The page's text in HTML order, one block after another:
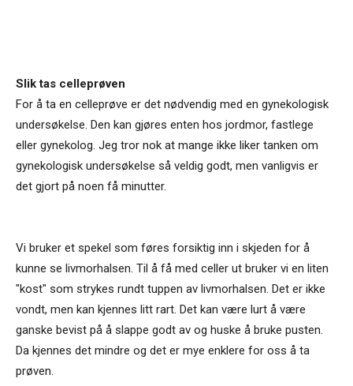
Slik tas celleprøven
For å ta en celleprøve er det nødvendig med en gynekologisk
undersøkelse. Den kan gjøres enten hos jordmor, fastlege
eller gynekolog. Jeg tror nok at mange ikke liker tanken om
gynekologisk undersøkelse så veldig godt, men vanligvis er
det gjort på noen få minutter.
Vi bruker et spekel som føres forsiktig inn i skjeden for å
kunne se livmorhalsen. Til å få med celler ut bruker vi en liten
"kost" som strykes rundt tuppen av livmorhalsen. Det er ikke
vondt, men kan kjennes litt rart. Det kan være lurt å være
ganske bevist på å slappe godt av og huske å bruke pusten.
Da kjennes det mindre og det er mye enklere for oss å ta
prøven.